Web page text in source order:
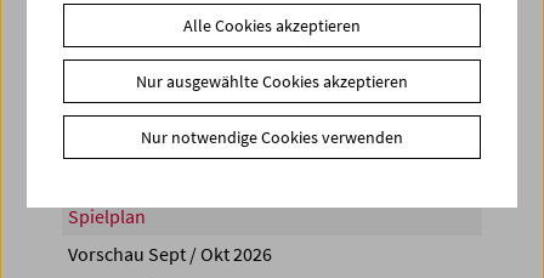
Share on
Spielplan
Vorschau Sept / Okt 2026
Alle Cookies akzeptieren
Nur ausgewählte Cookies akzeptieren
Nur notwendige Cookies verwenden